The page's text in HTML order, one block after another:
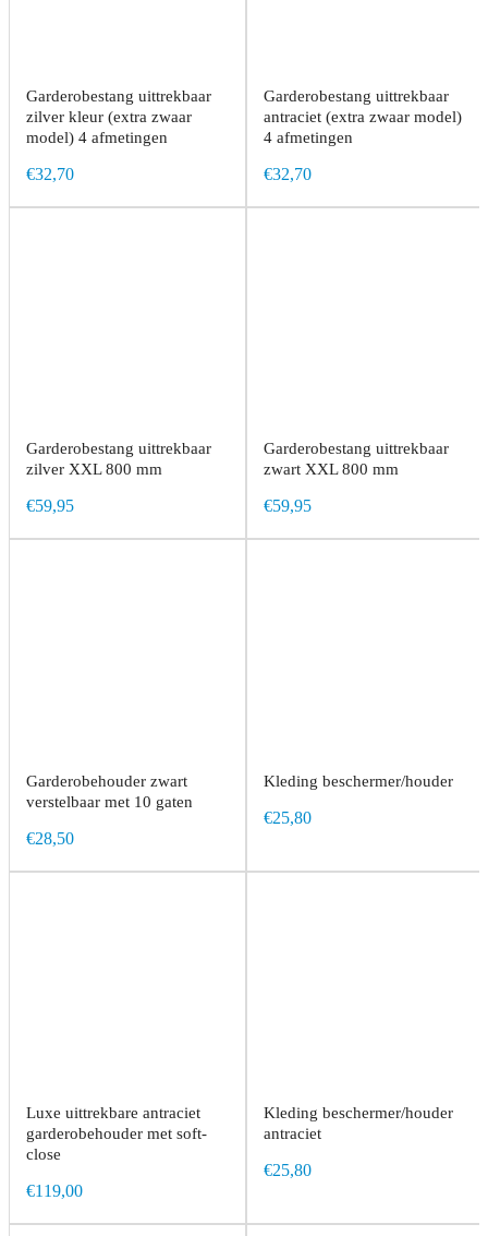
Garderobestang uittrekbaar
zilver kleur (extra zwaar
model) 4 afmetingen
€32,70
Garderobestang uittrekbaar
antraciet (extra zwaar model)
4 afmetingen
€32,70
Garderobestang uittrekbaar
zilver XXL 800 mm
€59,95
Garderobestang uittrekbaar
zwart XXL 800 mm
€59,95
Garderobehouder zwart
verstelbaar met 10 gaten
€28,50
Kleding beschermer/houder
€25,80
Luxe uittrekbare antraciet
garderobehouder met soft-
close
€119,00
Kleding beschermer/houder
antraciet
€25,80